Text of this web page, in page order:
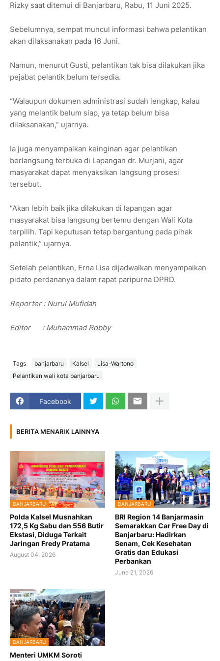
Rizky saat ditemui di Banjarbaru, Rabu, 11 Juni 2025.
Sebelumnya, sempat muncul informasi bahwa pelantikan
akan dilaksanakan pada 16 Juni.
Namun, menurut Gusti, pelantikan tak bisa dilakukan jika
pejabat pelantik belum tersedia.
“Walaupun dokumen administrasi sudah lengkap, kalau
yang melantik belum siap, ya tetap belum bisa
dilaksanakan,” ujarnya.
Ia juga menyampaikan keinginan agar pelantikan
berlangsung terbuka di Lapangan dr. Murjani, agar
masyarakat dapat menyaksikan langsung prosesi
tersebut.
“Akan lebih baik jika dilakukan di lapangan agar
masyarakat bisa langsung bertemu dengan Wali Kota
terpilih. Tapi keputusan tetap bergantung pada pihak
pelantik,” ujarnya.
Setelah pelantikan, Erna Lisa dijadwalkan menyampaikan
pidato perdananya dalam rapat paripurna DPRD.
Reporter : Nurul Mufidah
Editor : Muhammad Robby
Tags banjarbaru Kalsel
Lisa-Wartono
Pelantikan wali kota banjarbaru
Facebook
BERITA MENARIK LAINNYA
BANJARBARU
Polda Kalsel Musnahkan
172,5 Kg Sabu dan 556 Butir
Ekstasi, Diduga Terkait
Jaringan Fredy Pratama
August 04, 2026
BANJARBARU
BRI Region 14 Banjarmasin
Semarakkan Car Free Day di
Banjarbaru: Hadirkan
Senam, Cek Kesehatan
Gratis dan Edukasi
Perbankan
June 21, 2026
BANJARBARU
Menteri UMKM Soroti